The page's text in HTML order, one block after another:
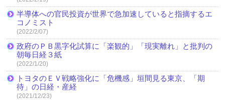
半導体への官民投資が世界で急加速していると指摘するエ
コノミスト
(2022/2/07)
政府のＰＢ黒字化試算に「楽観的」「現実離れ」と批判の
朝毎日経３紙
(2022/1/20)
トヨタのＥＶ戦略強化に「危機感」垣間見る東京、「期
待」の日経・産経
(2021/12/23)